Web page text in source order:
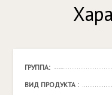
ГРУППА:
ВИД ПРОДУКТА :